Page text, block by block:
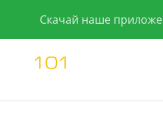
Скачай наше